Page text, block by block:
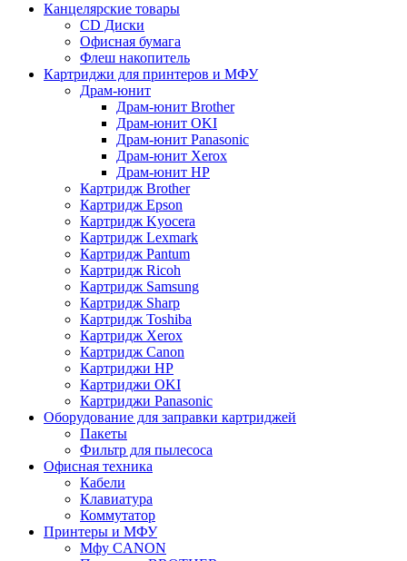
Канцелярские товары
CD Диски
Офисная бумага
Флеш накопитель
Картриджи для принтеров и МФУ
Драм-юнит
Драм-юнит Brother
Драм-юнит OKI
Драм-юнит Panasonic
Драм-юнит Xerox
Драм-юнит НР
Картридж Brother
Картридж Epson
Картридж Kyocera
Картридж Lexmark
Картридж Pantum
Картридж Ricoh
Картридж Samsung
Картридж Sharp
Картридж Toshiba
Картридж Xerox
Картридж Сanon
Картриджи HP
Картриджи OKI
Картриджи Panasonic
Оборудование для заправки картриджей
Пакеты
Фильтр для пылесоса
Офисная техника
Кабели
Клавиатура
Коммутатор
Принтеры и МФУ
Мфу CANON